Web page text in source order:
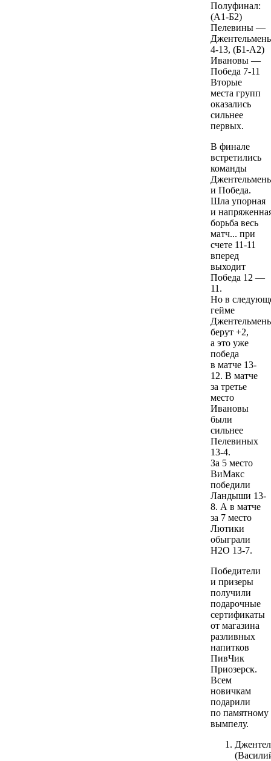
Полуфинал:
(А1-Б2)
Пелевины —
4-13, (Б1-А2)
Ивановы —
Победа 7-11
Вторые
места групп
оказались
сильнее
первых.
В финале
встретились
команды
и Победа.
Шла упорная
и
борьба весь
матч... при
счете 11-11
вперед
выходит
Победа 12 —
11.
Но в
гейме
берут +2,
а это уже
победа
в матче 13-
12. В матче
за третье
место
Ивановы
были
сильнее
Пелевиных
13-4.
За 5 место
ВиМакс
победили
Ландыши 13-
8. А в матче
за 7 место
Лютики
обыграли
Н2О 13-7.
Победители
и призеры
получили
подарочные
сертификаты
от магазина
разливных
напитков
ПивЧик
Приозерск.
Всем
новичкам
подарили
по памятному
вымпелу.